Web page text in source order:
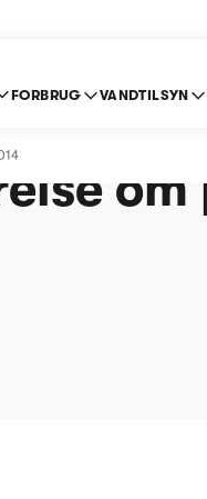
FORBRUG VANDTILSYN